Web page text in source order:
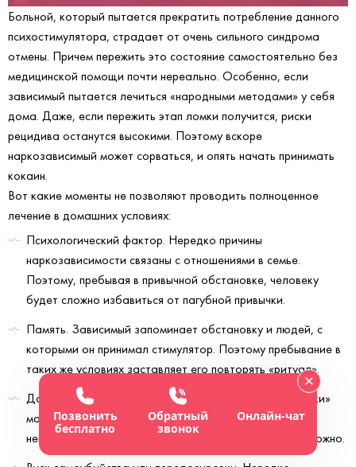
Больной, который пытается прекратить потребление данного
психостимулятора, страдает от очень сильного синдрома
отмены. Причем пережить это состояние самостоятельно без
медицинской помощи почти нереально. Особенно, если
зависимый пытается лечиться «народными методами» у себя
дома. Даже, если пережить этап ломки получится, риски
рецидива останутся высокими. Поэтому вскоре
наркозависимый может сорваться, и опять начать принимать
кокаин.
Вот какие моменты не позволяют проводить полноценное
лечение в домашних условиях:
Психологический фактор. Нередко причины
наркозависимости связаны с отношениями в семье.
Поэтому, пребывая в привычной обстановке, человеку
будет сложно избавиться от пагубной привычки.
Память. Зависимый запоминает обстановку и людей, с
которыми он принимал стимулятор. Поэтому пребывание в
таких же условиях заставляет его повторять «ритуал».
Доступность. Находясь дома, человек во время «ломки»
может легко достать наркотик, чтобы избавиться от
негативных ощущений. В условиях клиники это невозможно.
Позвонить
бесплатно
Обратный
звонок
Онлайн-чат